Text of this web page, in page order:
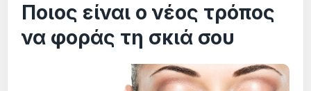
Ποιος είναι ο νέος τρόπος
να φοράς τη σκιά σου